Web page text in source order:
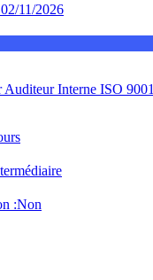
02/11/2026
Interne ISO 9001
:Non